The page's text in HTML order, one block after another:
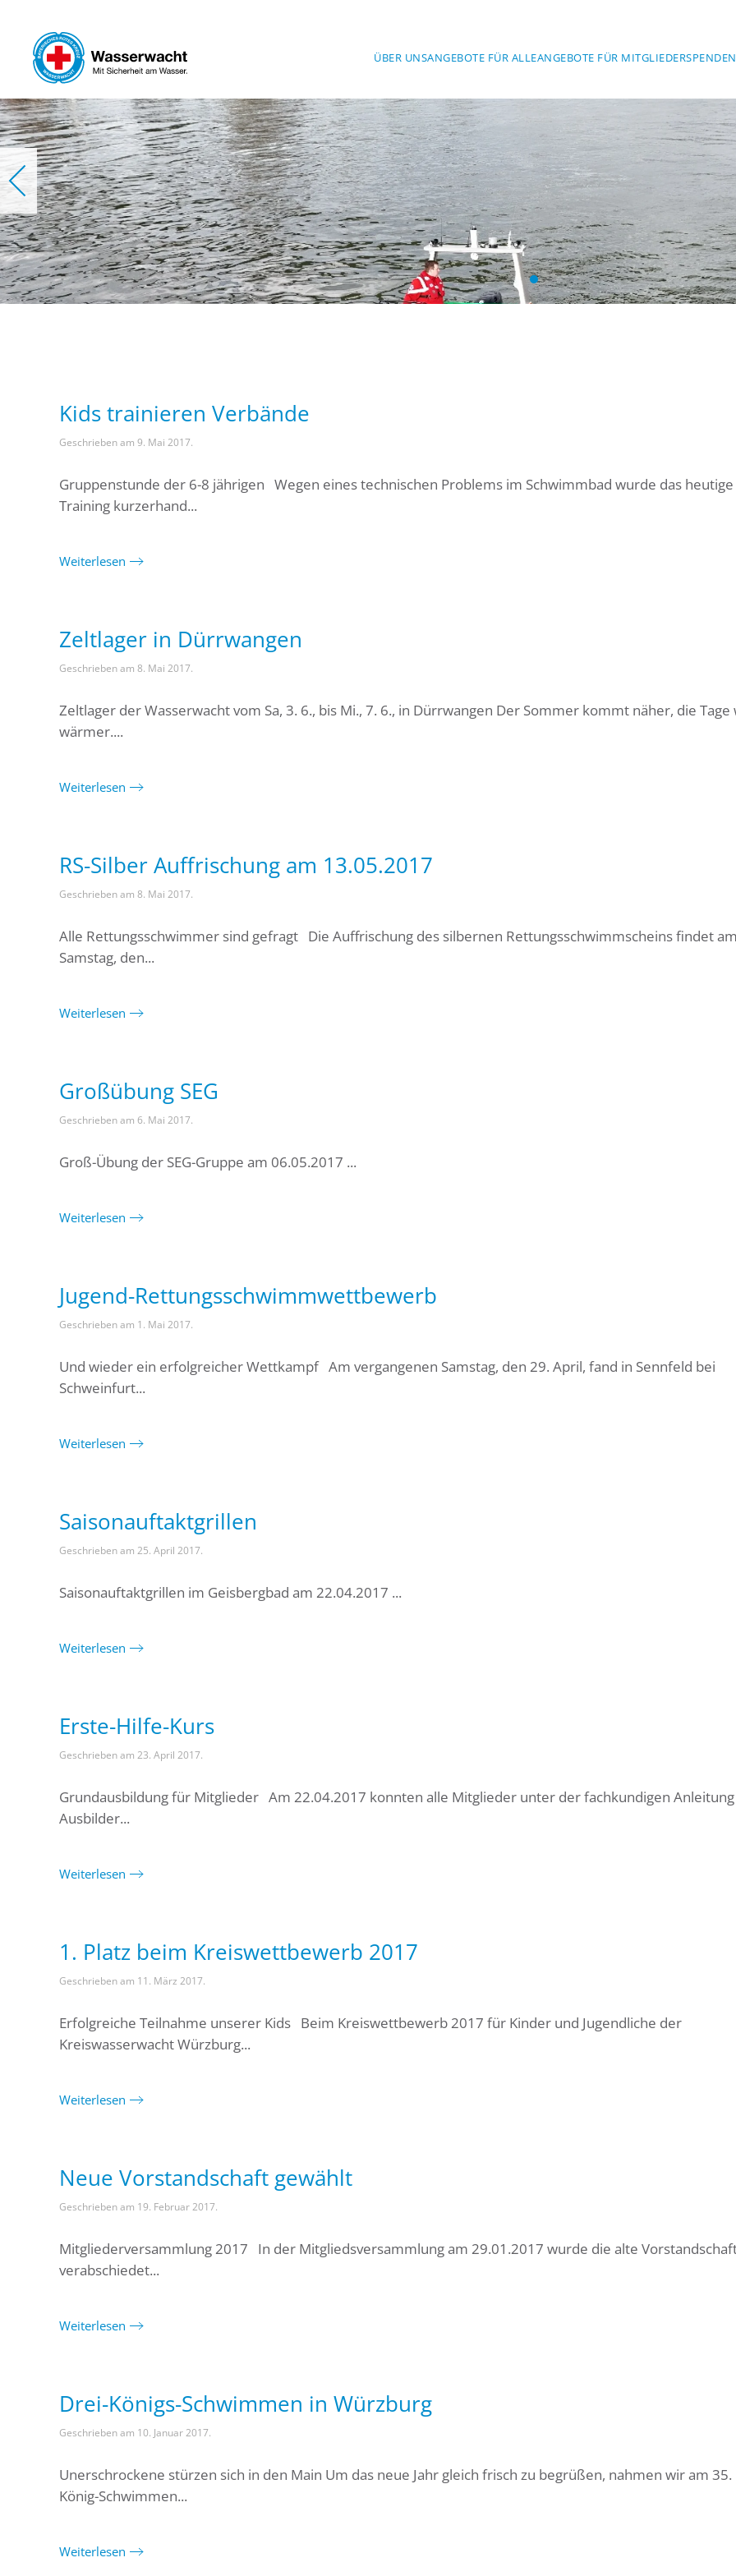
Skip to main content
ÜBER UNSANGEBOTE FÜR ALLEANGEBOTE FÜR MITGLIEDER
Kids trainieren Verbände
Geschrieben am 9. Mai 2017.
Gruppenstunde der 6-8 jährigen Wegen eines technischen Problems im Schwimmbad wurde das heutige
Training kurzerhand...
Weiterlesen
Zeltlager in Dürrwangen
Geschrieben am 8. Mai 2017.
Zeltlager der Wasserwacht vom Sa, 3. 6., bis Mi., 7. 6., in Dürrwangen Der Sommer kommt näher, die
wärmer....
Weiterlesen
RS-Silber Auffrischung am 13.05.2017
Geschrieben am 8. Mai 2017.
Alle Rettungsschwimmer sind gefragt Die Auffrischung des silbernen Rettungsschwimmscheins findet
Samstag, den...
Weiterlesen
Großübung SEG
Geschrieben am 6. Mai 2017.
Groß-Übung der SEG-Gruppe am 06.05.2017 ...
Weiterlesen
Jugend-Rettungsschwimmwettbewerb
Geschrieben am 1. Mai 2017.
Und wieder ein erfolgreicher Wettkampf Am vergangenen Samstag, den 29. April, fand in Sennfeld bei
Schweinfurt...
Weiterlesen
Saisonauftaktgrillen
Geschrieben am 25. April 2017.
Saisonauftaktgrillen im Geisbergbad am 22.04.2017 ...
Weiterlesen
Erste-Hilfe-Kurs
Geschrieben am 23. April 2017.
Grundausbildung für Mitglieder Am 22.04.2017 konnten alle Mitglieder unter der fachkundigen
Ausbilder...
Weiterlesen
1. Platz beim Kreiswettbewerb 2017
Geschrieben am 11. März 2017.
Erfolgreiche Teilnahme unserer Kids Beim Kreiswettbewerb 2017 für Kinder und Jugendliche der
Kreiswasserwacht Würzburg...
Weiterlesen
Neue Vorstandschaft gewählt
Geschrieben am 19. Februar 2017.
Mitgliederversammlung 2017 In der Mitgliedsversammlung am 29.01.2017 wurde die alte
verabschiedet...
Weiterlesen
Drei-Königs-Schwimmen in Würzburg
Geschrieben am 10. Januar 2017.
Unerschrockene stürzen sich in den Main Um das neue Jahr gleich frisch zu begrüßen, nahmen wir am 35.
König-Schwimmen...
Weiterlesen